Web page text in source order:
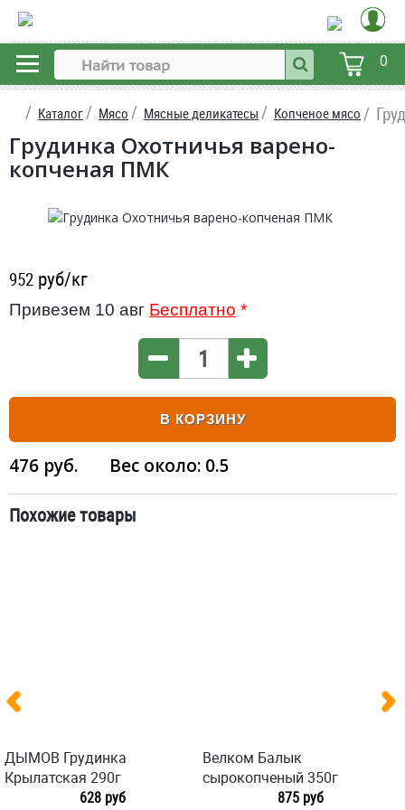
0
Каталог Мясо Мясные деликатесы Копченое мясо
Грудинка Охотничья варено-
копченая ПМК
952 руб/кг
Привезем 10 авг Бесплатно *
В КОРЗИНУ
476 руб. Вес около: 0.5
Похожие товары
ДЫМОВ Грудинка
Крылатская 290г
628 руб
Велком Балык
сырокопченый 350г
875 руб